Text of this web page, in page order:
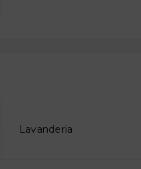
Lavanderia